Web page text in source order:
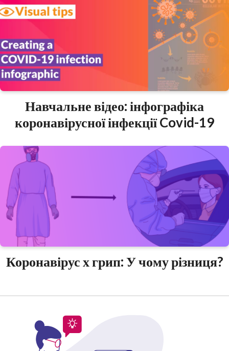
Навчальне відео: інфографіка
коронавірусної інфекції Covid-19
Коронавірус х грип: У чому різниця?